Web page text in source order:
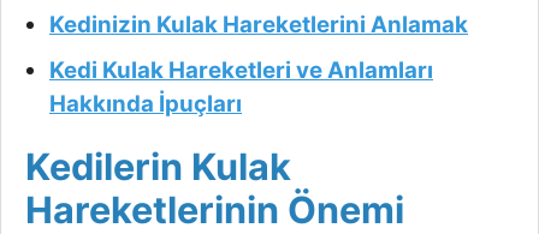
Kedinizin Kulak Hareketlerini Anlamak
Kedi Kulak Hareketleri ve Anlamları
Hakkında İpuçları
Kedilerin Kulak
Hareketlerinin Önemi